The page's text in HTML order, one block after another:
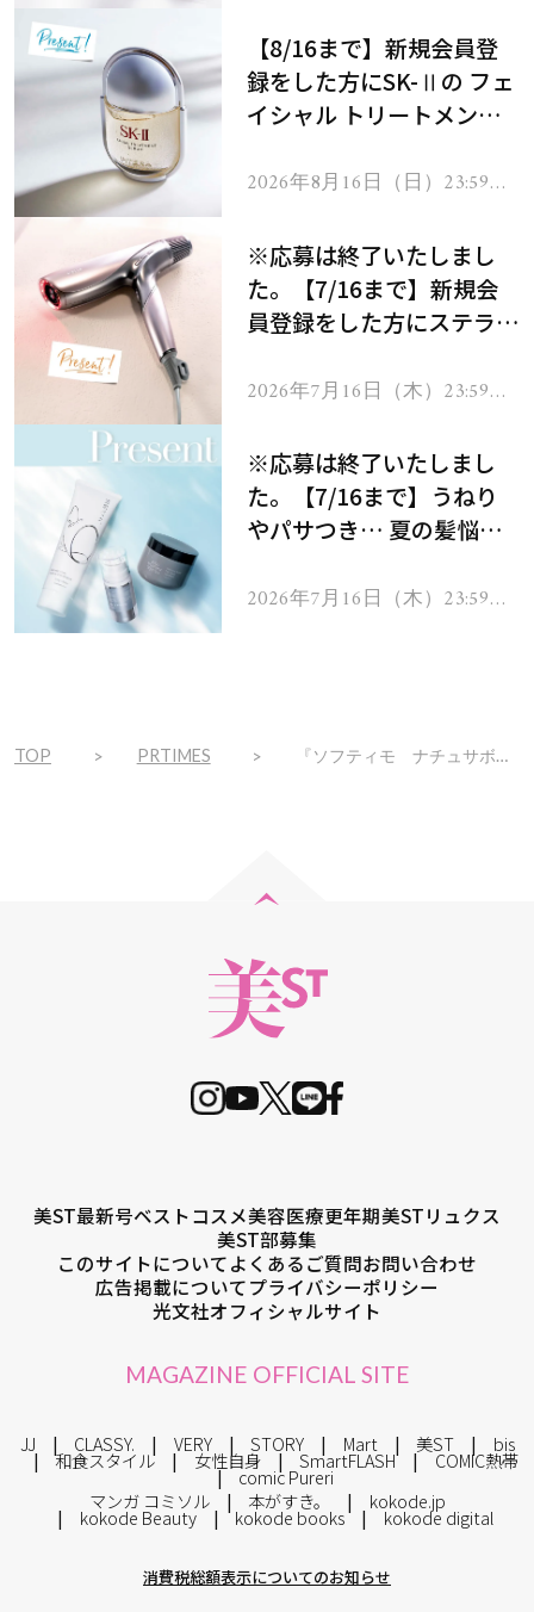
【8/16まで】新規会員登
録をした方にSK-Ⅱの フェ
イシャル トリートメント
2026年8月16日（日）23:59ま
※応募は終了いたしまし
た。【7/16まで】新規会
員登録をした方にステラボ
ヘアドライヤー ジュエル
2026年7月16日（木）23:59ま
※応募は終了いたしまし
た。【7/16まで】うねり
やパサつき… 夏の髪悩み
ムを13名様にプレゼン
2026年7月16日（木）23:59ま
TOP PRTIMES 『ソフティモ ナチュサボン セレクト』から「ボディウォッシュ スーパークール」4月1日より数量限定発売
美ST最新号ベストコスメ美容医療更年期美STリュクス
美ST部募集
このサイトについてよくあるご質問お問い合わせ
広告掲載についてプライバシーポリシー
光文社オフィシャルサイト
MAGAZINE OFFICIAL SITE
JJ CLASSY. VERY STORY Mart 美ST bis
和食スタイル 女性自身 SmartFLASH COMIC熱帯
comic Pureri
マンガ コミソル
本がすき。 kokode.jp
kokode Beauty kokode books kokode digital
消費税総額表示についてのお知らせ